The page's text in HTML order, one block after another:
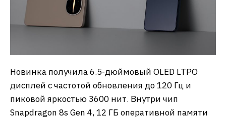
Новинка получила 6.5-дюймовый OLED LTPO
дисплей с частотой обновления до 120 Гц и
пиковой яркостью 3600 нит. Внутри чип
Snapdragon 8s Gen 4, 12 ГБ оперативной памяти